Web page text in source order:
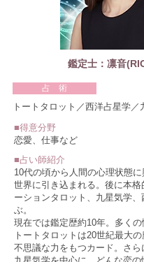
鑑定士：凛音
占 術
トートタロット／西洋占星学／
■得意分野
恋愛、仕事など
​■占い師紹介
10代の頃から人間の心理状態
世界に引き込まれる。後に本格
ーションタロット、九星気学
ぶ。
現在では鑑定歴約10年。多く
トートタロットは20世紀最大
不思議な力をもつカード。さら